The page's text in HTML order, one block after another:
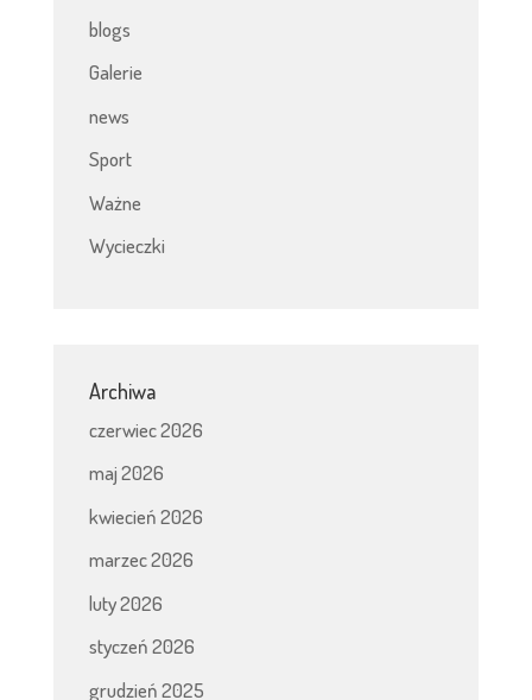
blogs
Galerie
news
Sport
Ważne
Wycieczki
Archiwa
czerwiec 2026
maj 2026
kwiecień 2026
marzec 2026
luty 2026
styczeń 2026
grudzień 2025